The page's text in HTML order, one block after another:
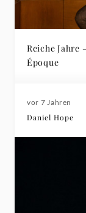
Reiche Jahre
Époque
vor 7 Jahren
Daniel Hope